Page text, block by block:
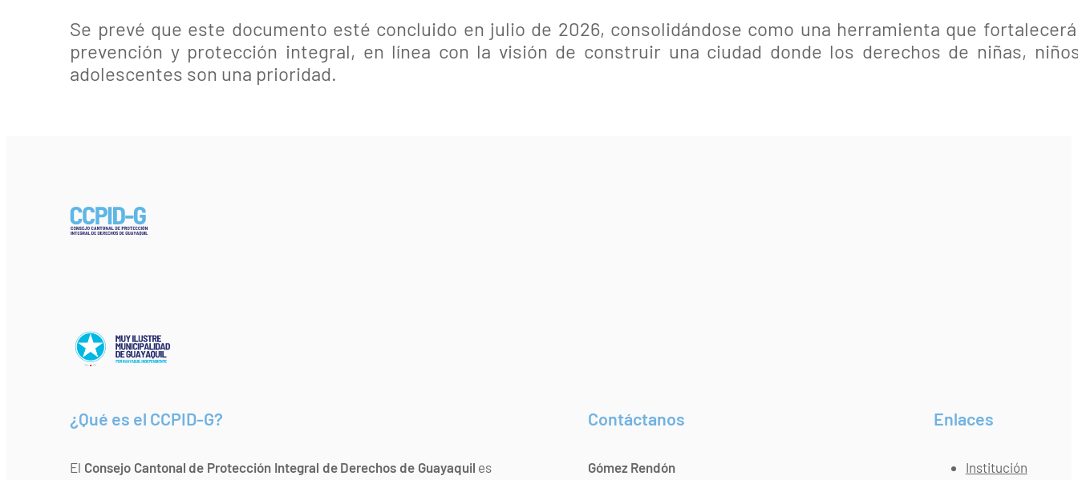
Se prevé que este documento esté concluido en julio de 2026, consolidándose como una herramienta que
prevención y protección integral, en línea con la visión de construir una ciudad donde los derechos de niñas,
adolescentes son una prioridad.
¿Qué es el CCPID-G?
El Consejo Cantonal de Protección Integral de Derechos de Guayaquil es
Contáctanos
Gómez Rendón
Enlaces
Institución